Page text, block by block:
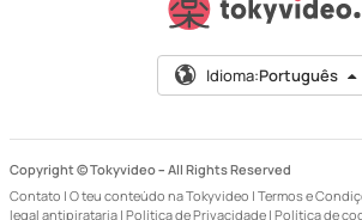
Idioma:Português
Copyright © Tokyvideo – All Rights Reserved
Contato | O teu conteúdo na Tokyvideo | Termos e
legal antipirataria | Política de Privacidade | Política de